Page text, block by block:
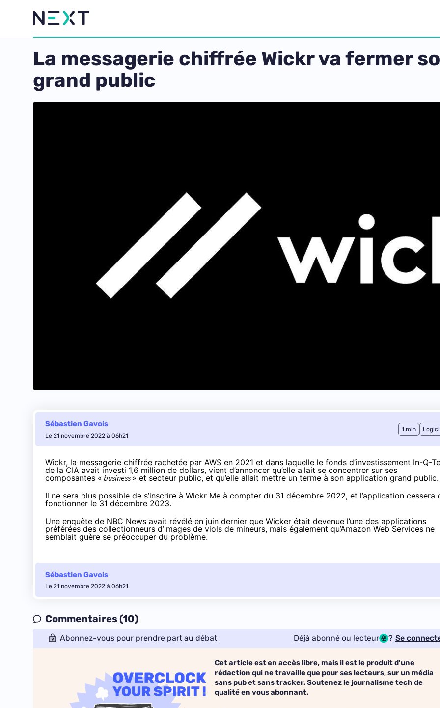
La messagerie chiffrée Wickr va fermer
grand public
Sébastien Gavois
Le 21 novembre 2022 à 06h21
1 min
Wickr, la messagerie chiffrée rachetée par AWS en 2021 et dans laquelle le fonds d’investissement In-Q-
de la CIA avait investi 1,6 million de dollars, vient d’annoncer qu’elle allait se concentrer sur ses
composantes « business » et secteur public, et qu’elle allait mettre un terme à son application grand public.
Il ne sera plus possible de s’inscrire à Wickr Me à compter du 31 décembre 2022, et l’application cessera
fonctionner le 31 décembre 2023.
Une enquête de NBC News avait révélé en juin dernier que Wicker était devenue l’une des applications
préférées des collectionneurs d’images de viols de mineurs, mais également qu’Amazon Web Services ne
semblait guère se préoccuper du problème.
Sébastien Gavois
Le 21 novembre 2022 à 06h21
Commentaires (10)
Abonnez-vous pour prendre part au débat Déjà abonné ou lecteur ? Se
Cet article est en accès libre, mais il est le produit d'une
rédaction qui ne travaille que pour ses lecteurs, sur un média
sans pub et sans tracker. Soutenez le journalisme tech de
qualité en vous abonnant.